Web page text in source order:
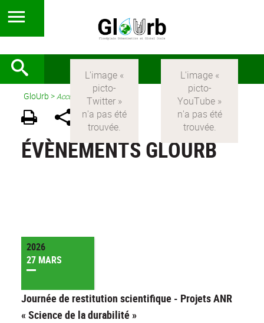
GloUrb >Accueil
ÉVÈNEMENTS GLOURB
2026
27 MARS
Journée de restitution scientifique - Projets ANR
« Science de la durabilité »